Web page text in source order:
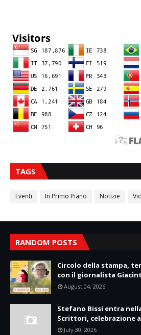
TAGS
Eventi In Primo Piano Notizie
RANDOM POSTS
Circolo della stampa,
con il giornalista
August 04, 2026
Stefano Bissi entra
Scrittori, celebrazione a
July 30, 2026